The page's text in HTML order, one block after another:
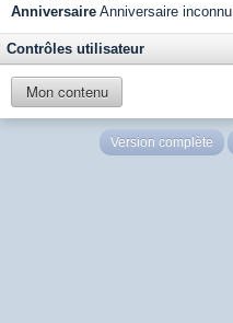
Anniversaire Anniversaire inconnu
Contrôles utilisateur
Mon contenu
Version complète